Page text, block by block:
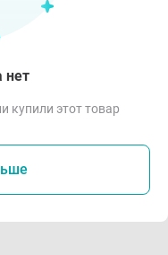
нет
купили этот товар